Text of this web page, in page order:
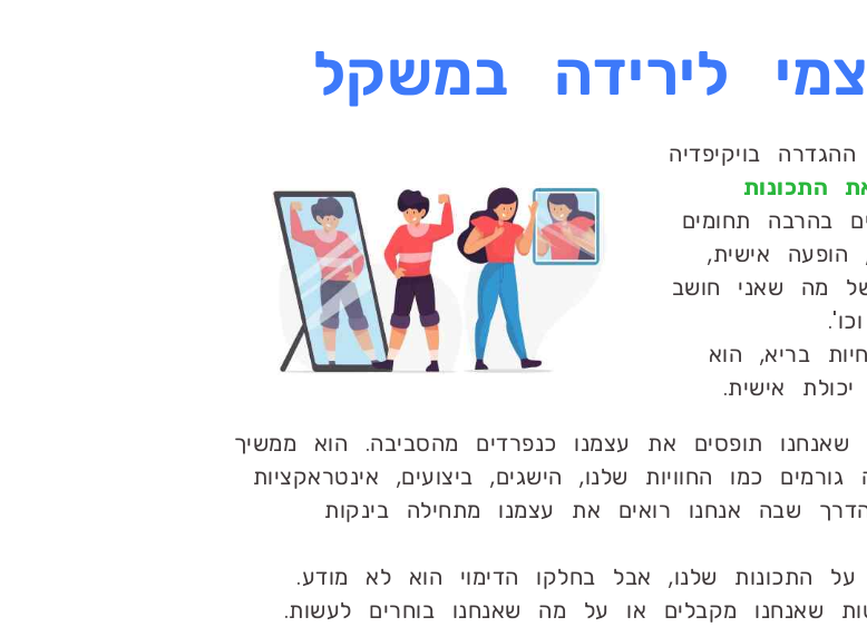
לירידה במשקל
בויקיפדיה
התכונות
בהרבה תחומים
הופעה אישית,
מה שאני חושב
בריא, הוא
אישית.
תופסים את עצמנו כנפרדים מהסביבה. הוא ממשיך
כמו החוויות שלנו, הישגים, ביצועים, אינטראקציות
שבה אנחנו רואים את עצמנו מתחילה בינקות
על התכונות שלנו, אבל בחלקו הדימוי הוא לא מודע.
שאנחנו מקבלים או על מה שאנחנו בוחרים לעשות.